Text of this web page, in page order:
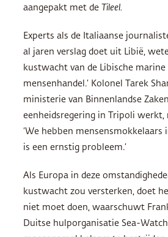
aangepakt met de Tileel.
Experts als de Italiaanse
al jaren verslag doet uit Libië,
kustwacht van de Libische marine
mensenhandel.’ Kolonel Tarek
ministerie van Binnenlandse
eenheidsregering in Tripoli werkt,
‘We hebben mensensmokkelaars
is een ernstig probleem.’
Als Europa in deze
kustwacht zou versterken, doet
niet moet doen, waarschuwt
Duitse hulporganisatie Sea-